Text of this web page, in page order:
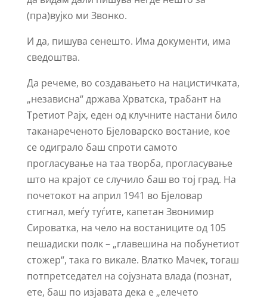
(пра)вујко ми Звонко.
И да, пишува сенешто. Има документи, има
сведоштва.
Да речеме, во создавањето на нацистичката,
„независна“ држава Хрватска, трабант на
Третиот Рајх, еден од клучните настани било
таканареченото Бјеловарско востание, кое
се одиграло баш спроти самото
прогласување на таа творба, прогласување
што на крајот се случило баш во тој град. На
почетокот на април 1941 во Бјеловар
стигнал, меѓу туѓите, капетан Звонимир
Сироватка, на чело на востаниците од 105
пешадиски полк – „главешина на побунетиот
стожер“, така го викале. Влатко Мачек, тогаш
потпретседател на сојузната влада (познат,
ете, баш по изјавата дека е „елечето